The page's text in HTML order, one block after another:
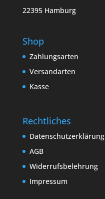
22395 Hamburg
Shop
Zahlungsarten
Versandarten
Kasse
Rechtliches
Datenschutzerklärung
AGB
Widerrufsbelehrung
Impressum